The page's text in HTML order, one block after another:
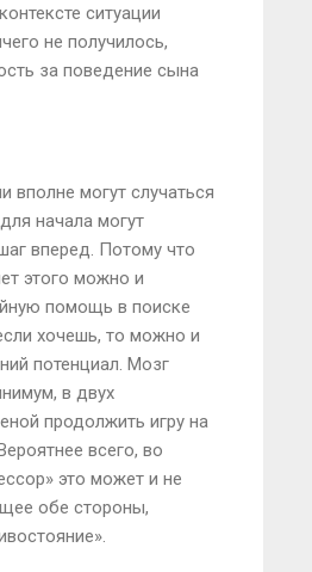
ситуации
не получилось,
за поведение сына
могут случаться
начала могут
вперед. Потому что
этого можно и
помощь в поиске
хочешь, то можно и
потенциал. Мозг
в двух
продолжить игру на
всего, во
это может и не
обе стороны,